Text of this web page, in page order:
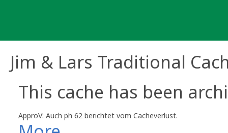
Jim & Lars Traditional
This cache has been
ApproV: Auch ph 62 berichtet vom Cacheverlust.